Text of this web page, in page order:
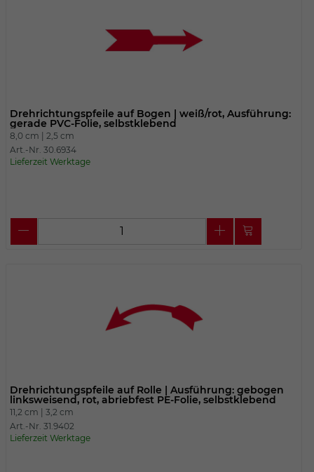
Drehrichtungspfeile auf Bogen | weiß/rot, Ausführung:
gerade PVC-Folie, selbstklebend
8,0 cm | 2,5 cm
Art.-Nr. 30.6934
Lieferzeit Werktage
Drehrichtungspfeile auf Rolle | Ausführung: gebogen
linksweisend, rot, abriebfest PE-Folie, selbstklebend
11,2 cm | 3,2 cm
Art.-Nr. 31.9402
Lieferzeit Werktage